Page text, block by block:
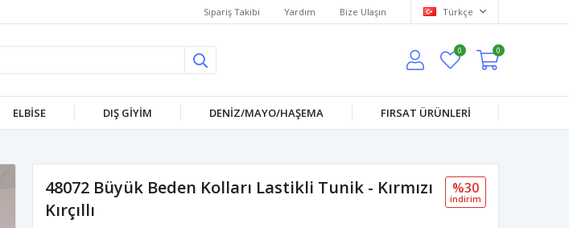
Sipariş Takibi Yardım Bize Ulaşın Türkçe
0 0
ELBİSE DIŞ GİYİM DENİZ/MAYO/HAŞEMA FIRSAT ÜRÜNLERİ
48072 Büyük Beden Kolları Lastikli Tunik - Kırmızı
Kırçıllı
%30
i̇ndi̇ri̇m